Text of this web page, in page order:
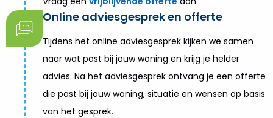
Online adviesgesprek en offerte
Tijdens het online adviesgesprek kijken we samen
naar wat past bij jouw woning en krijg je helder
advies. Na het adviesgesprek ontvang je een offerte
die past bij jouw woning, situatie en wensen op basis
van het gesprek.